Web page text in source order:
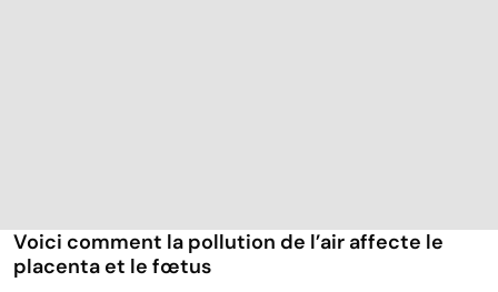
Voici comment la pollution de l’air affecte le
placenta et le fœtus